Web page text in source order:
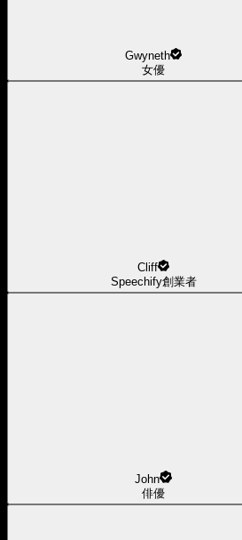
Gwyneth
女優
Cliff
Speechify創業者
John
俳優